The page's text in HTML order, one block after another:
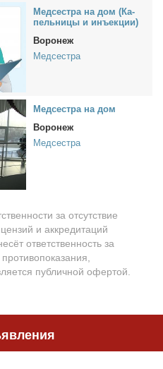
Мед­сест­ра на дом (Ка­
пель­ни­цы и инъ­ек­ции)
Воронеж
Медсестра
Мед­сест­ра на дом
Воронеж
Медсестра
за отсутствие
и аккредитаций
ответственность за
публичной офертой.